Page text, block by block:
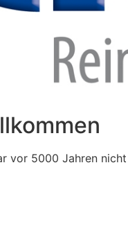
vor 5000 Jahren